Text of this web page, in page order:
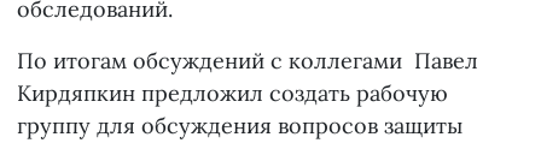
обследований.
По итогам обсуждений с коллегами Павел
Кирдяпкин предложил создать рабочую
группу для обсуждения вопросов защиты